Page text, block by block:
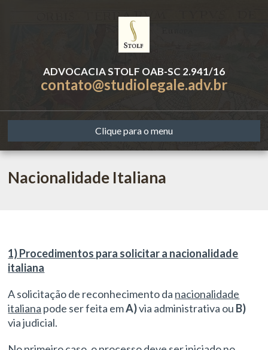
ADVOCACIA STOLF OAB-SC 2.941/16
contato@studiolegale.adv.br
Clique para o menu
Nacionalidade Italiana
1) Procedimentos para solicitar a nacionalidade
italiana
A solicitação de reconhecimento da nacionalidade
italiana pode ser feita emA)via administrativa ou B)
via judicial.